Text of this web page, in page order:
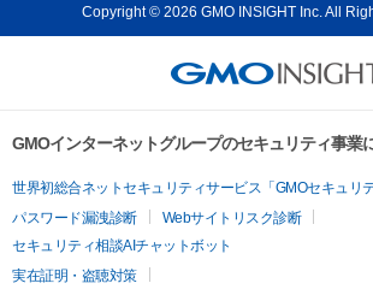
Copyright © 2026 GMO INSIGHT Inc. All
GMOインターネットグループのセキュリティ事業
世界初総合ネットセキュリティサービス「GMOセキュリテ
パスワード漏洩診断
Webサイトリスク診断
セキュリティ相談AIチャットボット
実在証明・盗聴対策